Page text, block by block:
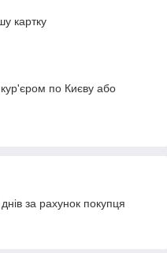
картку
кур'єром по Києву або
за рахунок покупця